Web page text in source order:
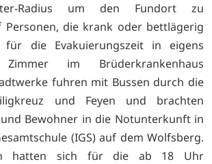
Radius um den Fundort zu
Personen, die krank oder bettlägerig
für die Evakuierungszeit in eigens
Zimmer im Brüderkrankenhaus
fuhren mit Bussen durch die
und Feyen und brachten
Bewohner in die Notunterkunft in
(IGS) auf dem Wolfsberg.
hatten sich für die ab 18 Uhr